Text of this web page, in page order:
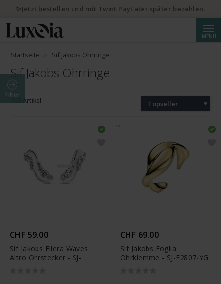
MENÜ
Startseite Sif Jakobs Ohrringe
Sif Jakobs Ohrringe
Filter
365 Artikel Topseller
CHF 59.00
Sif Jakobs Ellera Waves
Altro Ohrstecker - SJ-
CHF 69.00
Sif Jakobs Foglia
Ohrklemme - SJ-E2807-YG
✨Jetzt bestellen und mit Twint PayLater später bezahlen.